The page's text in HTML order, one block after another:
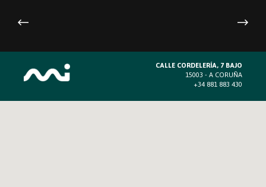
CALLE CORDELERÍA, 7 BAJO
15003 - A CORUÑA
+34 881 883 430